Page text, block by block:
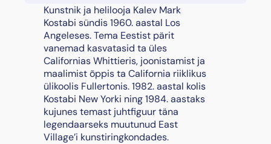
Kunstnik ja helilooja Kalev Mark
Kostabi sündis 1960. aastal Los
Angeleses. Tema Eestist pärit
vanemad kasvatasid ta üles
Californias Whittieris, joonistamist ja
maalimist õppis ta California riiklikus
ülikoolis Fullertonis. 1982. aastal kolis
Kostabi New Yorki ning 1984. aastaks
kujunes temast juhtfiguur täna
legendaarseks muutunud East
Village’i kunstiringkondades.